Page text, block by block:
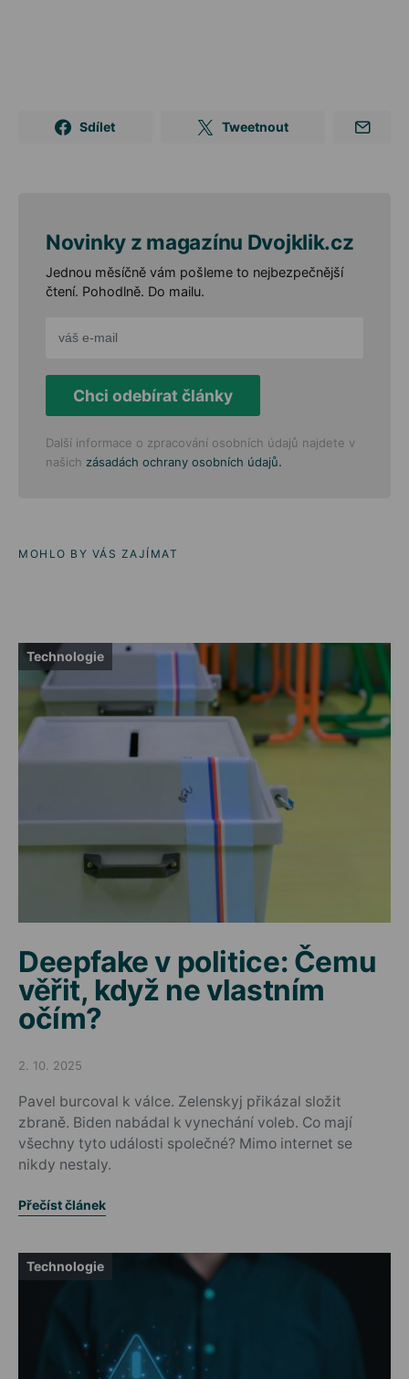
Sdílet Tweetnout
Novinky z magazínu Dvojklik.cz
Jednou měsíčně vám pošleme to nejbezpečnější
čtení. Pohodlně. Do mailu.
Chci odebírat články
Další informace o zpracování osobních údajů najdete v
našich zásadách ochrany osobních údajů.
MOHLO BY VÁS ZAJÍMAT
Technologie
Deepfake v politice: Čemu
věřit, když ne vlastním
očím?
Posted on
2. 10. 2025
Pavel burcoval k válce. Zelenskyj přikázal složit
zbraně. Biden nabádal k vynechání voleb. Co mají
všechny tyto události společné? Mimo internet se
nikdy nestaly.
Přečíst článek
Technologie